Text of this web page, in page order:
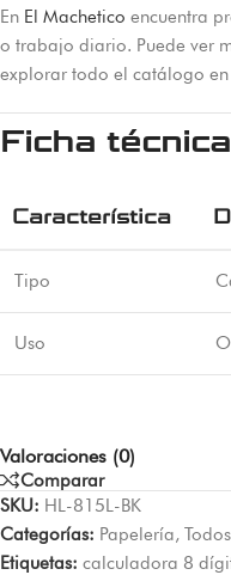
En El Machetico encuentra
o trabajo diario. Puede ver
explorar todo el catálogo en
Ficha técnica
Característica
Tipo
Uso
Valoraciones (0)
Comparar
SKU: HL-815L-BK
Categorías: Papelería,
Etiquetas: calculadora 8